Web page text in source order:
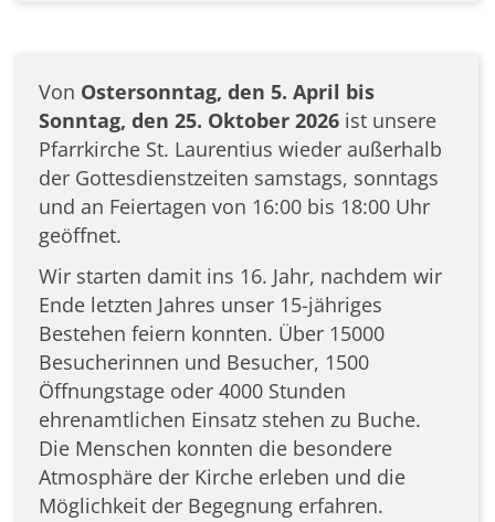
Von Ostersonntag, den 5. April bis
Sonntag, den 25. Oktober 2026 ist unsere
Pfarrkirche St. Laurentius wieder außerhalb
der Gottesdienstzeiten samstags, sonntags
und an Feiertagen von 16:00 bis 18:00 Uhr
geöffnet.
Wir starten damit ins 16. Jahr, nachdem wir
Ende letzten Jahres unser 15-jähriges
Bestehen feiern konnten. Über 15000
Besucherinnen und Besucher, 1500
Öffnungstage oder 4000 Stunden
ehrenamtlichen Einsatz stehen zu Buche.
Die Menschen konnten die besondere
Atmosphäre der Kirche erleben und die
Möglichkeit der Begegnung erfahren.